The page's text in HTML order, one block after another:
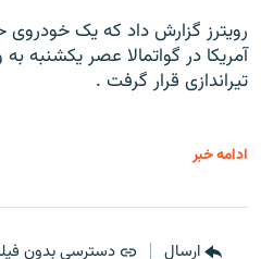
رویترز گزارش داد که یک
آمریکا در گواتمالا عصر
تیراندازی قرار گرفت .
ادامه خبر
ارسال دسترسی بدون